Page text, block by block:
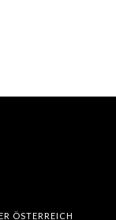
ÖSTERREICH